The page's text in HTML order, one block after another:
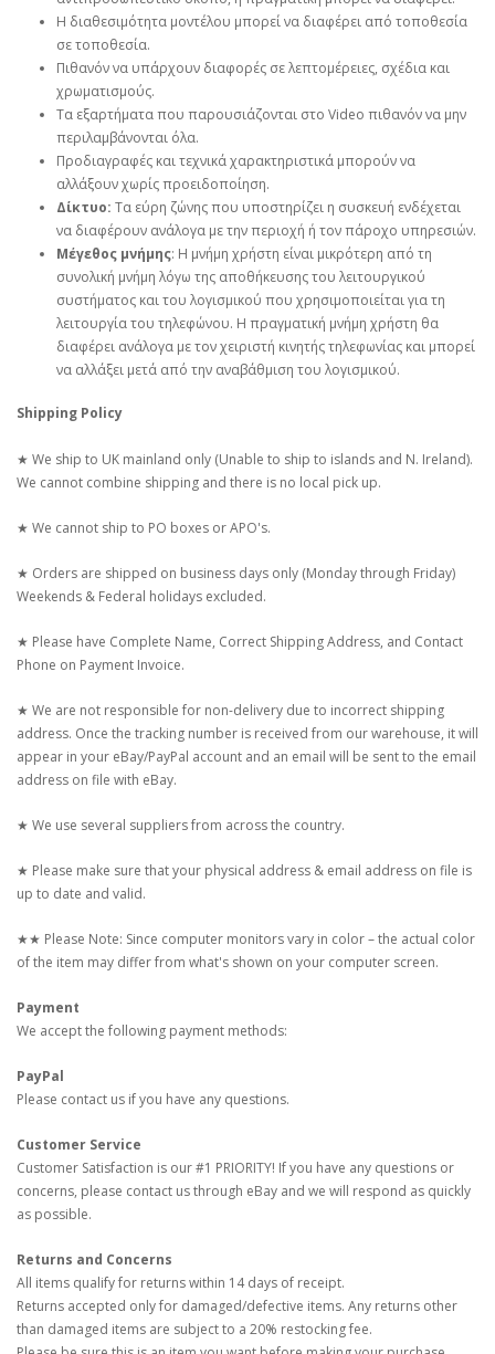
Η διαθεσιμότητα μοντέλου μπορεί να διαφέρει από τοποθεσία
σε τοποθεσία.
Πιθανόν να υπάρχουν διαφορές σε λεπτομέρειες, σχέδια και
χρωματισμούς.
Τα εξαρτήματα που παρουσιάζονται στο Video πιθανόν να μην
περιλαμβάνονται όλα.
Προδιαγραφές και τεχνικά χαρακτηριστικά μπορούν να
αλλάξουν χωρίς προειδοποίηση.
Δίκτυο: Τα εύρη ζώνης που υποστηρίζει η συσκευή ενδέχεται
να διαφέρουν ανάλογα με την περιοχή ή τον πάροχο υπηρεσιών.
Μέγεθος μνήμης: Η μνήμη χρήστη είναι μικρότερη από τη
συνολική μνήμη λόγω της αποθήκευσης του λειτουργικού
συστήματος και του λογισμικού που χρησιμοποιείται για τη
λειτουργία του τηλεφώνου. Η πραγματική μνήμη χρήστη θα
διαφέρει ανάλογα με τον χειριστή κινητής τηλεφωνίας και μπορεί
να αλλάξει μετά από την αναβάθμιση του λογισμικού.
Shipping Policy
★ We ship to UK mainland only (Unable to ship to islands and N. Ireland).
We cannot combine shipping and there is no local pick up.
★ We cannot ship to PO boxes or APO's.
★ Orders are shipped on business days only (Monday through Friday)
Weekends & Federal holidays excluded.
★ Please have Complete Name, Correct Shipping Address, and Contact
Phone on Payment Invoice.
★ We are not responsible for non-delivery due to incorrect shipping
address. Once the tracking number is received from our warehouse, it will
appear in your eBay/PayPal account and an email will be sent to the email
address on file with eBay.
★ We use several suppliers from across the country.
★ Please make sure that your physical address & email address on file is
up to date and valid.
★★ Please Note: Since computer monitors vary in color – the actual color
of the item may differ from what's shown on your computer screen.
Payment
We accept the following payment methods:
PayPal
Please contact us if you have any questions.
Customer Service
Customer Satisfaction is our #1 PRIORITY! If you have any questions or
concerns, please contact us through eBay and we will respond as quickly
as possible.
Returns and Concerns
All items qualify for returns within 14 days of receipt.
Returns accepted only for damaged/defective items. Any returns other
than damaged items are subject to a 20% restocking fee.